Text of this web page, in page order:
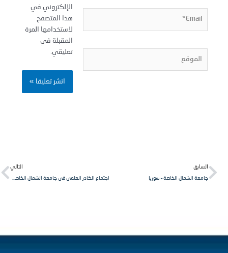
الإلكتروني في
هذا المتصفح
لاستخدامها المرة
المقبلة في
تعليقي.
جامعة الشمال الخاصة – سوريا اجتماع الكادر العلمي في جامعة الشمال الخاصة بهدف ضمان حسن سير العملية الامتحانية.